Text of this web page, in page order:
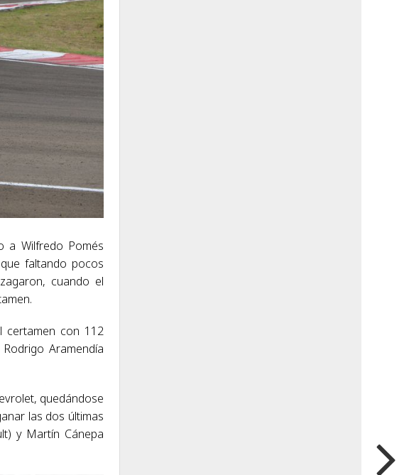
a Wilfredo Pomés
faltando pocos
cuando el
certamen con 112
Aramendía
quedándose
las dos últimas
y Martín Cánepa